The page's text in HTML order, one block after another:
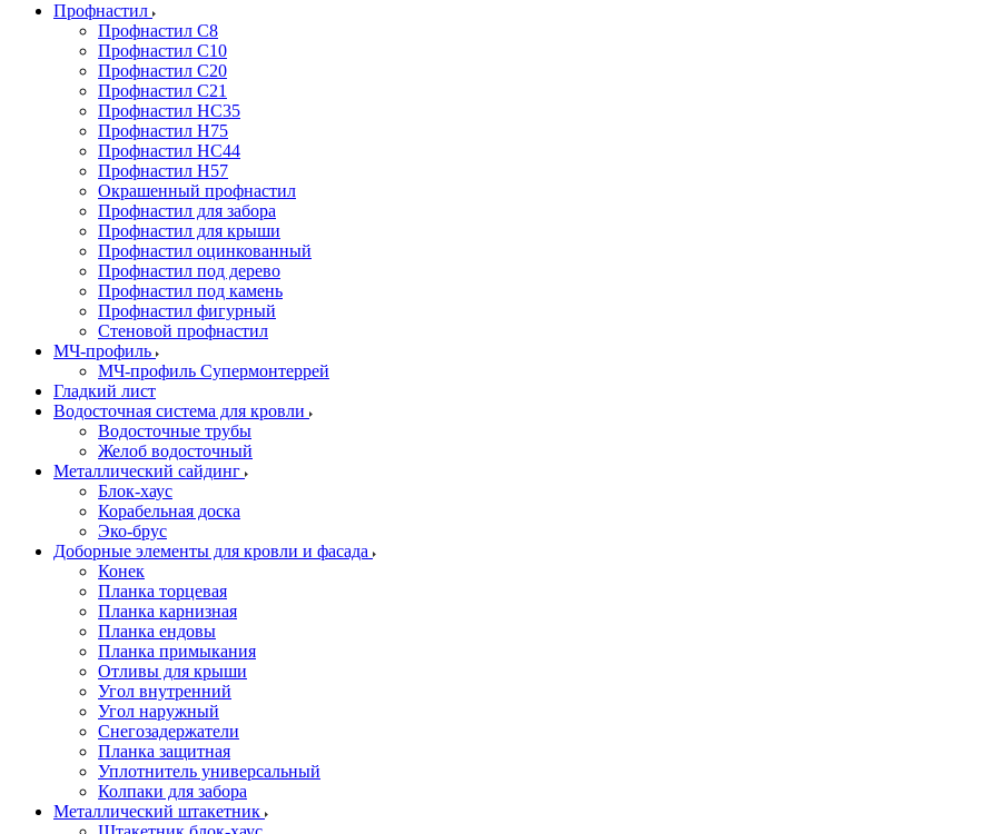
Профнастил
Профнастил С8
Профнастил С10
Профнастил С20
Профнастил С21
Профнастил НС35
Профнастил Н75
Профнастил HC44
Профнастил Н57
Окрашенный профнастил
Профнастил для забора
Профнастил для крыши
Профнастил оцинкованный
Профнастил под дерево
Профнастил под камень
Профнастил фигурный
Стеновой профнастил
МЧ-профиль
МЧ-профиль Супермонтеррей
Гладкий лист
Водосточная система для кровли
Водосточные трубы
Желоб водосточный
Металлический сайдинг
Блок-хаус
Корабельная доска
Эко-брус
Доборные элементы для кровли и фасада
Конек
Планка торцевая
Планка карнизная
Планка ендовы
Планка примыкания
Отливы для крыши
Угол внутренний
Угол наружный
Снегозадержатели
Планка защитная
Уплотнитель универсальный
Колпаки для забора
Металлический штакетник